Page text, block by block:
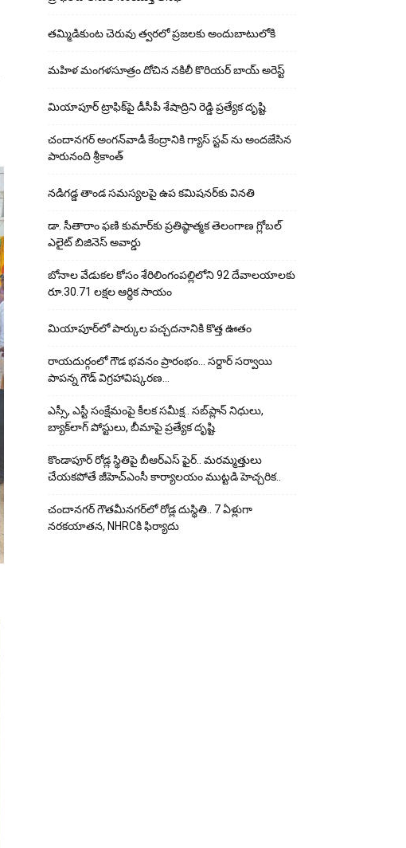
తమ్మిడికుంట చెరువు త్వరలో ప్రజలకు అందుబాటులోకి
మహిళ మంగళసూత్రం దోచిన నకిలీ కొరియర్ బాయ్ అరెస్ట్
మియాపూర్ ట్రాఫిక్‌పై డీసీపీ శేషాద్రిని రెడ్డి ప్రత్యేక దృష్టి
చందానగర్ అంగన్‌వాడీ కేంద్రానికి గ్యాస్ స్టవ్ ను అందజేసిన
పారునంది శ్రీకాంత్
నడిగడ్డ తాండ సమస్యలపై ఉప కమిషనర్‌కు వినతి
డా. సీతారాం ఫణి కుమార్‌కు ప్రతిష్ఠాత్మక తెలంగాణ గ్లోబల్
ఎలైట్ బిజినెస్ అవార్డు
బోనాల వేడుకల కోసం శేరిలింగంపల్లిలోని 92 దేవాలయాలకు
రూ.30.71 లక్షల ఆర్థిక సాయం
మియాపూర్‌లో పార్కుల పచ్చదనానికి కొత్త ఊతం
రాయదుర్గంలో గౌడ భవనం ప్రారంభం… సర్దార్ సర్వాయి
పాపన్న గౌడ్ విగ్రహావిష్కరణ…
ఎస్సీ, ఎస్టీ సంక్షేమంపై కీలక సమీక్ష.. సబ్‌ప్లాన్ నిధులు,
బ్యాక్‌లాగ్ పోస్టులు, బీమాపై ప్రత్యేక దృష్టి
కొండాపూర్ రోడ్ల స్థితిపై బీఆర్ఎస్ ఫైర్.. మరమ్మత్తులు
చేయ‌క‌పోతే జీహెచ్‌ఎంసీ కార్యాలయం ముట్టడి హెచ్చరిక..
చందానగర్ గౌతమీనగర్‌లో రోడ్ల దుస్థితి.. 7 ఏళ్లుగా
నరకయాతన, NHRCకి ఫిర్యాదు